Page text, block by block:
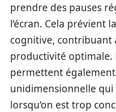
prendre des pauses
l’écran. Cela prévient
cognitive, contribuant
productivité optimale.
permettent
unidimensionnelle
lorsqu’on est trop